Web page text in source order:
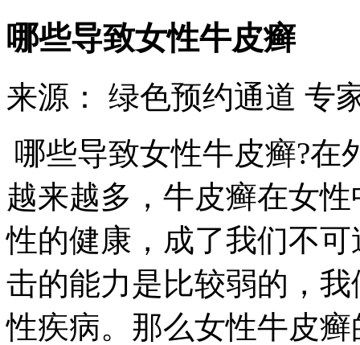
哪些导致女性牛皮癣
来源： 绿色预约通道 专
哪些导致女性牛皮癣?在
越来越多，牛皮癣在女
性的健康，成了我们不
击的能力是比较弱的，
性疾病。那么女性牛皮